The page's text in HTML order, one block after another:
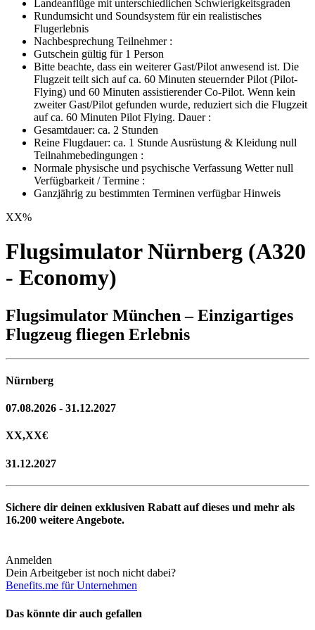
Landeanflüge mit unterschiedlichen Schwierigkeitsgraden
Rundumsicht und Soundsystem für ein realistisches
Flugerlebnis
Nachbesprechung Teilnehmer :
Gutschein gültig für 1 Person
Bitte beachte, dass ein weiterer Gast/Pilot anwesend ist. Die
Flugzeit teilt sich auf ca. 60 Minuten steuernder Pilot (Pilot-
Flying) und 60 Minuten assistierender Co-Pilot. Wenn kein
zweiter Gast/Pilot gefunden wurde, reduziert sich die Flugzeit
auf ca. 60 Minuten Pilot Flying. Dauer :
Gesamtdauer: ca. 2 Stunden
Reine Flugdauer: ca. 1 Stunde Ausrüstung & Kleidung null
Teilnahmebedingungen :
Normale physische und psychische Verfassung Wetter null
Verfügbarkeit / Termine :
Ganzjährig zu bestimmten Terminen verfügbar Hinweis
XX%
Flugsimulator Nürnberg (A320
- Economy)
Flugsimulator München – Einzigartiges
Flugzeug fliegen Erlebnis
Nürnberg
07.08.2026 - 31.12.2027
XX,XX€
31.12.2027
Sichere dir deinen exklusiven Rabatt auf dieses und mehr als
16.200 weitere Angebote.
Anmelden
Dein Arbeitgeber ist noch nicht dabei?
Benefits.me für Unternehmen
Das könnte dir auch gefallen